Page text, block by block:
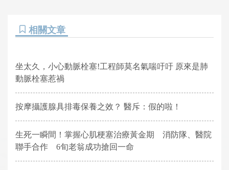
相關文章
坐太久，小心動脈栓塞!工程師莫名氣喘吁吁 原來是肺
動脈栓塞惹禍
按摩攝護腺具排毒保養之效？ 醫斥：假的啦！
生死一瞬間！掌握心肌梗塞治療黃金期 消防隊、醫院
聯手合作 6旬老翁成功搶回一命